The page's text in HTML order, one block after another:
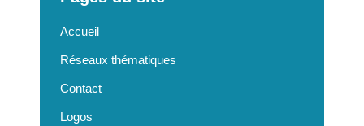
Accueil
Réseaux thématiques
Contact
Logos